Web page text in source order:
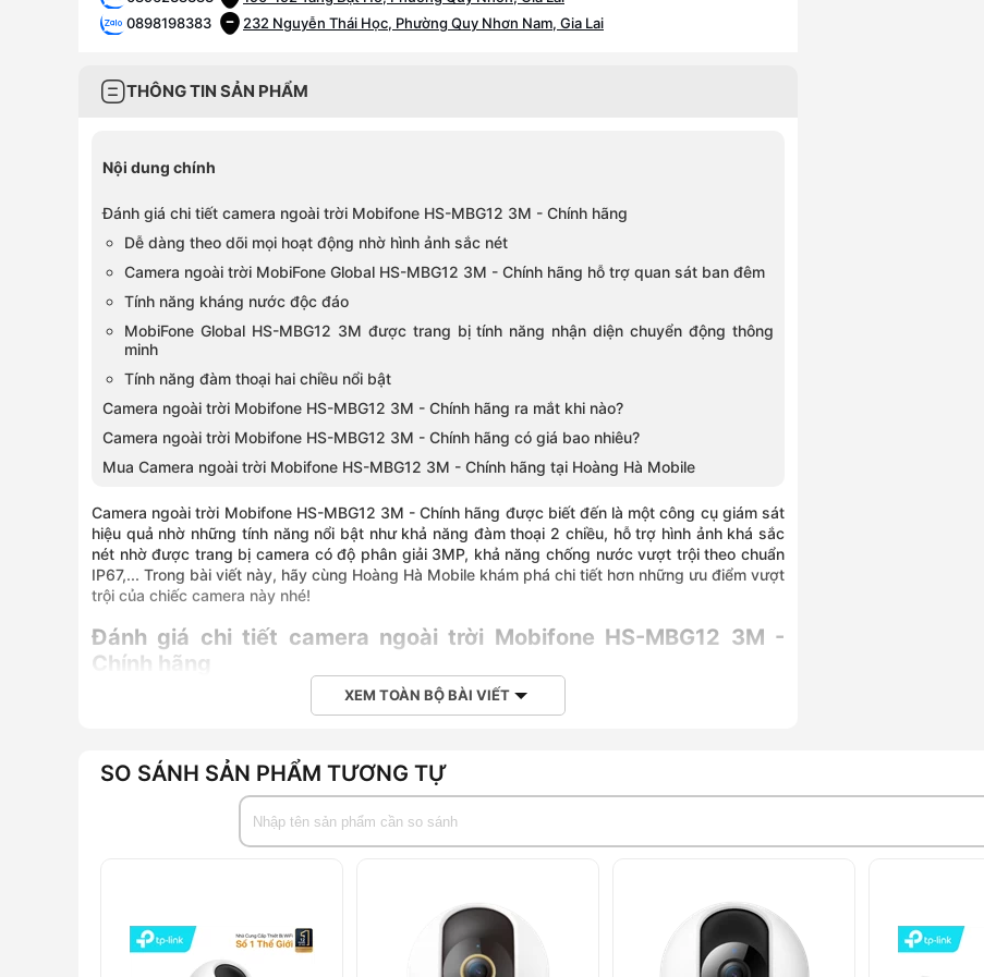
0898198383
232 Nguyễn Thái Học, Phường Quy Nhơn Nam, Gia Lai
THÔNG TIN SẢN PHẨM
Nội dung chính
Đánh giá chi tiết camera ngoài trời Mobifone HS-MBG12 3M - Chính hãng
Dễ dàng theo dõi mọi hoạt động nhờ hình ảnh sắc nét
Camera ngoài trời MobiFone Global HS-MBG12 3M - Chính hãng hỗ trợ quan sát ban đêm
Tính năng kháng nước độc đáo
MobiFone Global HS-MBG12 3M được trang bị tính năng nhận diện chuyển động thông
minh
Tính năng đàm thoại hai chiều nổi bật
Camera ngoài trời Mobifone HS-MBG12 3M - Chính hãng ra mắt khi nào?
Camera ngoài trời Mobifone HS-MBG12 3M - Chính hãng có giá bao nhiêu?
Mua Camera ngoài trời Mobifone HS-MBG12 3M - Chính hãng tại Hoàng Hà Mobile
Camera ngoài trời Mobifone HS-MBG12 3M - Chính hãng được biết đến là một công cụ giám sát
hiệu quả nhờ những tính năng nổi bật như khả năng đàm thoại 2 chiều, hỗ trợ hình ảnh khá sắc
nét nhờ được trang bị camera có độ phân giải 3MP, khả năng chống nước vượt trội theo chuẩn
IP67,... Trong bài viết này, hãy cùng Hoàng Hà Mobile khám phá chi tiết hơn những ưu điểm vượt
trội của chiếc camera này nhé!
Đánh giá chi tiết camera ngoài trời Mobifone HS-MBG12 3M -
Chính hãng
Với nhiều tính năng đặc biệt, camera ngoài trời Mobifone HS-MBG12 3M là một lựa chọn tuyệt
Dễ dàng theo dõi mọi hoạt động nhờ hình ảnh sắc nét
Được trang bị camera có độ phân giải lên đến 3MP Full HD, Camera ngoài trời Mobifone HS-
MBG12 3M mang đến cho người dùng trải nghiệm quan sát với hình ảnh sắc nét, rõ ràng.
Bên cạnh đó, sản phẩm này cũng được tích hợp chuẩn nén H265. Đây là một công nghệ tiên
tiến, được tích hợp nhằm giúp giảm kích thước file mà không làm giảm chất lượng hình ảnh,
cung cấp không gian lưu trữ hiệu quả hơn và tăng khả năng truyền tải dữ liệu mà vẫn duy trì
XEM TOÀN BỘ BÀI VIẾT
SO SÁNH SẢN PHẨM TƯƠNG TỰ